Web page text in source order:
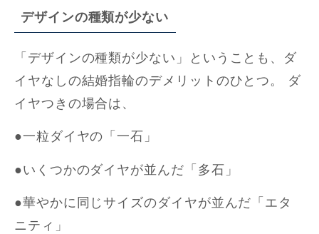
デザインの種類が少ない
「デザインの種類が少ない」ということも、ダ
イヤなしの結婚指輪のデメリットのひとつ。 ダ
イヤつきの場合は、
●一粒ダイヤの「一石」
●いくつかのダイヤが並んだ「多石」
●華やかに同じサイズのダイヤが並んだ「エタ
ニティ」